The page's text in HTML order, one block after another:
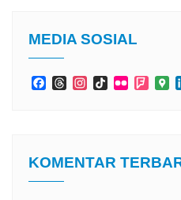
MEDIA SOSIAL
FacebookThreadsInstagramTikTokFlickr
KOMENTAR